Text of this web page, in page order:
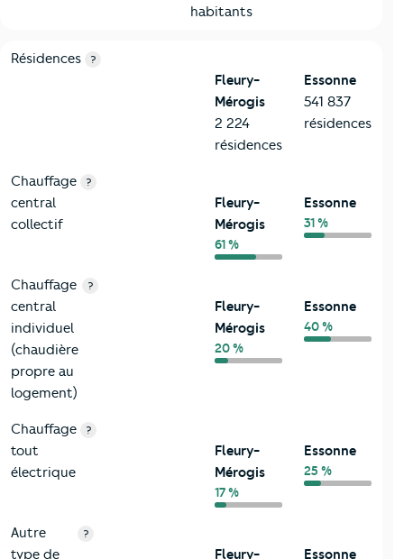
habitants
8-Chauffage
Critères Fleury-Mérogis
Résidences ?
Fleury-
Mérogis
2 224
résidences
Essonne
541 837
résidences
Chauffage
central
collectif
?
Fleury-
Mérogis
61 %
Essonne
31 %
Chauffage
central
individuel
(chaudière
propre au
logement)
?
Fleury-
Mérogis
20 %
Essonne
40 %
Chauffage
tout
électrique
?
Fleury-
Mérogis
17 %
Essonne
25 %
Autre
type de
?
Fleury- Essonne